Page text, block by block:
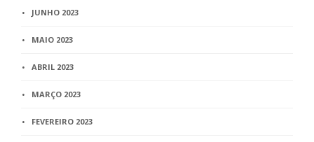
JUNHO 2023
MAIO 2023
ABRIL 2023
MARÇO 2023
FEVEREIRO 2023